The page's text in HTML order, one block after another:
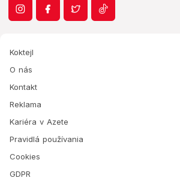
Koktejl
O nás
Kontakt
Reklama
Kariéra v Azete
Pravidlá používania
Cookies
GDPR